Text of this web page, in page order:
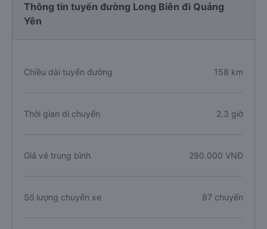
Thông tin tuyến đường Long Biên đi Quảng
Yên
Chiều dài tuyến đường 158 km
Thời gian di chuyển 2.3 giờ
Giá vé trung bình 290.000 VNĐ
Số lượng chuyến xe 87 chuyến